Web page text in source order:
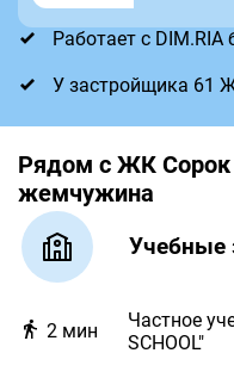
Работает с DIM.RIA
У застройщика 61
Рядом с ЖК Сорок
жемчужина
Учебные
2 мин
Частное
SCHOOL"